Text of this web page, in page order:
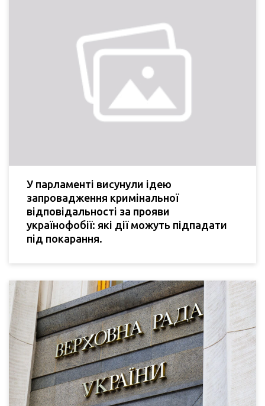
У парламенті висунули ідею
запровадження кримінальної
відповідальності за прояви
українофобії: які дії можуть підпадати
під покарання.